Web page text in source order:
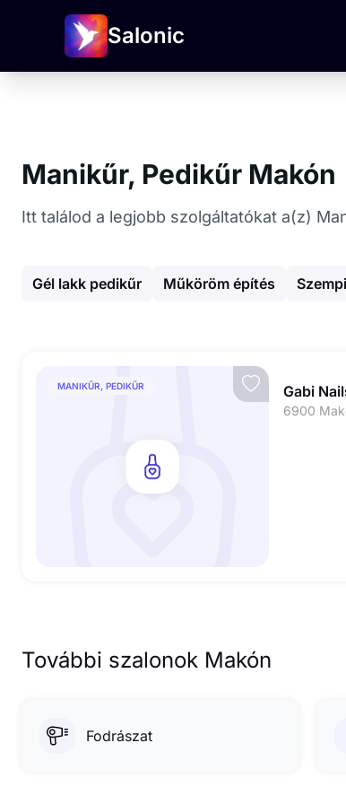
Salonic
Manikűr, Pedikűr Makón
Itt találod a legjobb szolgáltatókat a(z)
Gél lakk pedikűr Műköröm építés
MANIKŰR, PEDIKŰR Gabi
6900
További szalonok Makón
Fodrászat